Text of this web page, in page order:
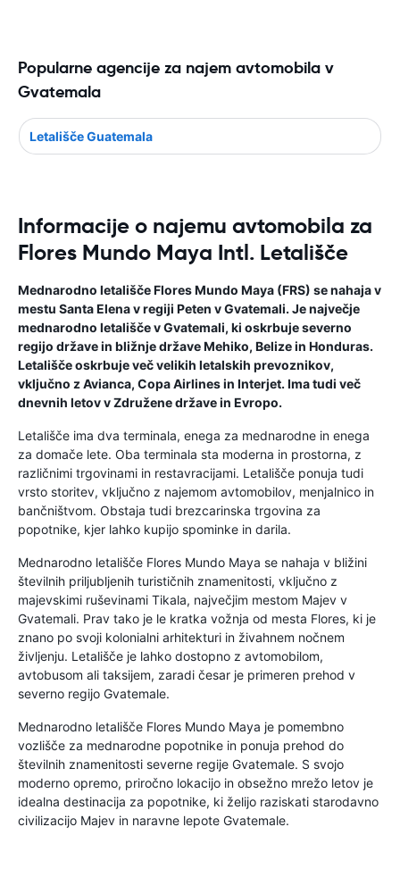
Popularne agencije za najem avtomobila v
Gvatemala
Letališče Guatemala
Informacije o najemu avtomobila za
Flores Mundo Maya Intl. Letališče
Mednarodno letališče Flores Mundo Maya (FRS) se nahaja v
mestu Santa Elena v regiji Peten v Gvatemali. Je največje
mednarodno letališče v Gvatemali, ki oskrbuje severno
regijo države in bližnje države Mehiko, Belize in Honduras.
Letališče oskrbuje več velikih letalskih prevoznikov,
vključno z Avianca, Copa Airlines in Interjet. Ima tudi več
dnevnih letov v Združene države in Evropo.
Letališče ima dva terminala, enega za mednarodne in enega
za domače lete. Oba terminala sta moderna in prostorna, z
različnimi trgovinami in restavracijami. Letališče ponuja tudi
vrsto storitev, vključno z najemom avtomobilov, menjalnico in
bančništvom. Obstaja tudi brezcarinska trgovina za
popotnike, kjer lahko kupijo spominke in darila.
Mednarodno letališče Flores Mundo Maya se nahaja v bližini
številnih priljubljenih turističnih znamenitosti, vključno z
majevskimi ruševinami Tikala, največjim mestom Majev v
Gvatemali. Prav tako je le kratka vožnja od mesta Flores, ki je
znano po svoji kolonialni arhitekturi in živahnem nočnem
življenju. Letališče je lahko dostopno z avtomobilom,
avtobusom ali taksijem, zaradi česar je primeren prehod v
severno regijo Gvatemale.
Mednarodno letališče Flores Mundo Maya je pomembno
vozlišče za mednarodne popotnike in ponuja prehod do
številnih znamenitosti severne regije Gvatemale. S svojo
moderno opremo, priročno lokacijo in obsežno mrežo letov je
idealna destinacija za popotnike, ki želijo raziskati starodavno
civilizacijo Majev in naravne lepote Gvatemale.